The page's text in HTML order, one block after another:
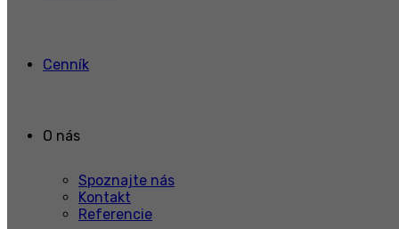
Cenník
O nás
Spoznajte nás
Kontakt
Referencie